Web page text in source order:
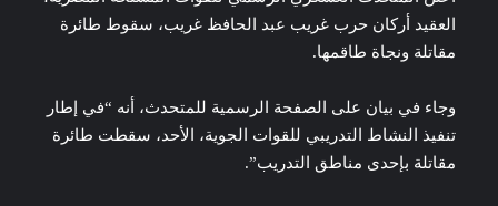
العقيد أركان حرب غريب عبد الحافظ غريب، سقوط طائرة
مقاتلة ونجاة طاقمها.
وجاء في بيان على الصفحة الرسمية للمتحدث، أنه “في إطار
تنفيذ النشاط التدريبي للقوات الجوية، الأحد، سقطت طائرة
مقاتلة بإحدى مناطق التدريب”.